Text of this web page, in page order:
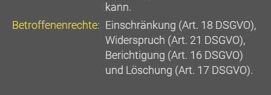
kann.
Betroffenenrechte: Einschränkung (Art. 18 DSGVO),
Widerspruch (Art. 21 DSGVO),
Berichtigung (Art. 16 DSGVO)
und Löschung (Art. 17 DSGVO).